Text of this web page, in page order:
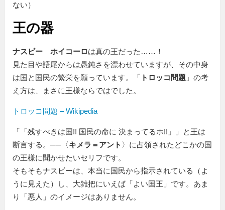
ない）
王の器
ナスビー゠ホイコーロは真の王だった……！
見た目や語尾からは愚鈍さを漂わせていますが、その中身
は国と国民の繁栄を願っています。「 トロッコ問題 」の考
え方は、まさに王様ならではでした。
トロッコ問題 – Wikipedia
「 残すべきは国!! 国民の命に 決まってるホ!!
」と王は
断言する。──〈キメラ＝アント 〉に占領されたどこかの国
の王様に聞かせたいセリフです。
そもそもナスビーは、本当に国民から指示されている（よ
うに見えた）し、大雑把にいえば「よい国王」です。あま
り「悪人」のイメージはありません。